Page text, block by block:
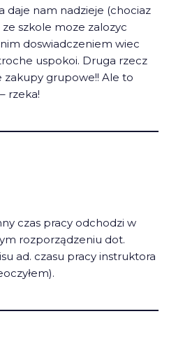
daje nam nadzieje (chociaz
szkole moze zalozyc
doswiadczeniem wiec
uspokoi. Druga rzecz
zakupy grupowe!! Ale to
rzeka!
czas pracy odchodzi w
rozporządzeniu dot.
ad. czasu pracy instruktora